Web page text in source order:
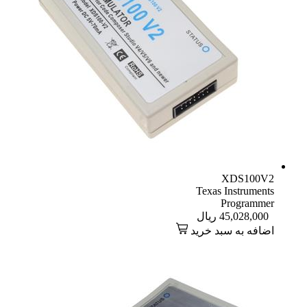
XDS100V2
Texas Instruments
Programmer
45,028,000 ریال
اضافه به سبد خرید